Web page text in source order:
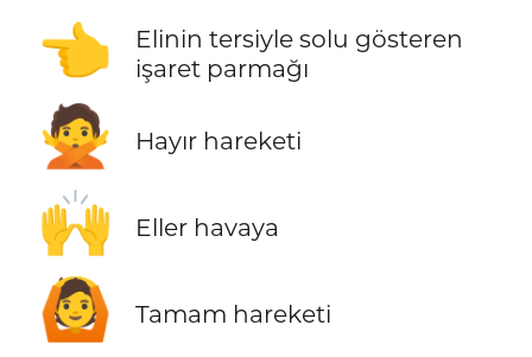
👈
Elinin tersiyle solu gösteren
işaret parmağı
🙅 Hayır hareketi
🙌 Eller havaya
🙆 Tamam hareketi